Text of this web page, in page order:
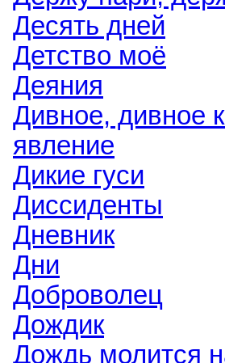
Десять дней
Детство моё
Деяния
Дивное, дивное
явление
Дикие гуси
Диссиденты
Дневник
Дни
Доброволец
Дождик
Дождь молится